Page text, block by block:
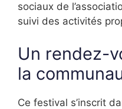
sociaux de
suivi des activités
Un rendez-
la
Ce festival s’inscrit